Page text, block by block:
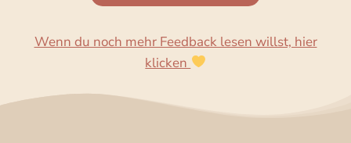
Wenn du noch mehr Feedback lesen willst, hier
klicken